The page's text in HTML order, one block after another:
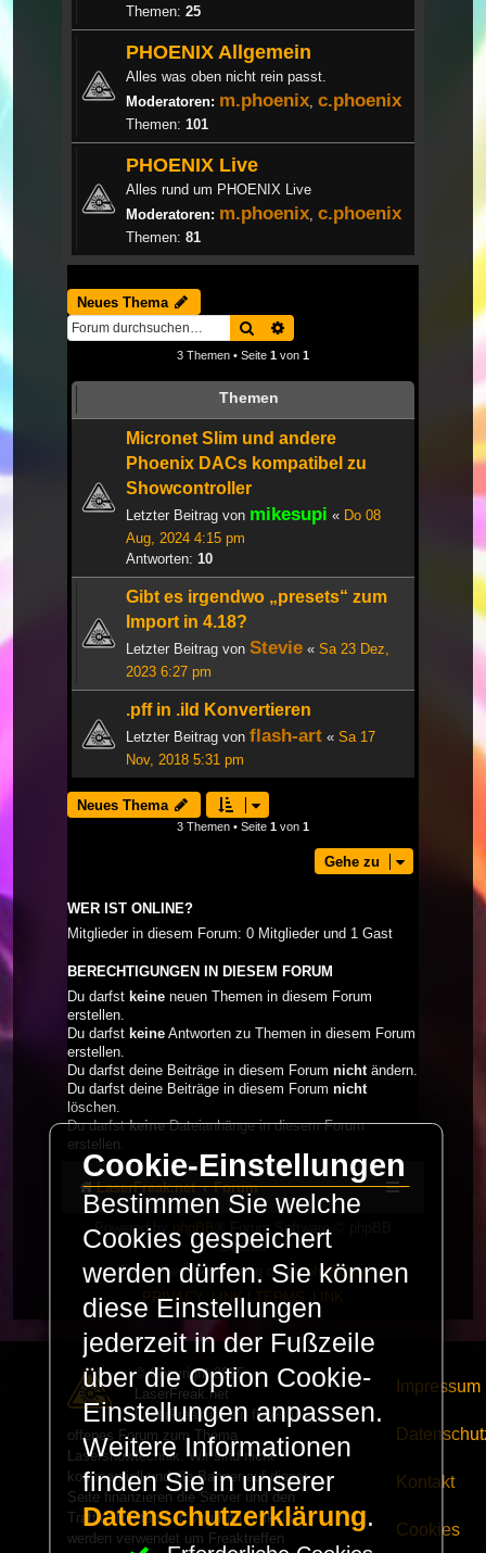
Themen: 25
PHOENIX Allgemein
Alles was oben nicht rein passt.
Moderatoren: m.phoenix, c.phoenix
Themen: 101
PHOENIX Live
Alles rund um PHOENIX Live
Moderatoren: m.phoenix, c.phoenix
Themen: 81
Neues Thema
Suche
3 Themen • Seite 1 von 1
Themen
Micronet Slim und andere
Phoenix DACs kompatibel zu
Showcontroller
Letzter Beitrag von mikesupi « Do 08
Aug, 2024 4:15 pm
Antworten: 10
Gibt es irgendwo „presets“ zum
Import in 4.18?
Letzter Beitrag von Stevie « Sa 23 Dez,
2023 6:27 pm
.pff in .ild Konvertieren
Letzter Beitrag von flash-art « Sa 17
Nov, 2018 5:31 pm
Neues Thema
3 Themen • Seite 1 von 1
Gehe zu
WER IST ONLINE?
Mitglieder in diesem Forum: 0 Mitglieder und 1 Gast
BERECHTIGUNGEN IN DIESEM FORUM
Du darfst keine neuen Themen in diesem Forum
erstellen.
Du darfst keine Antworten zu Themen in diesem Forum
erstellen.
Du darfst deine Beiträge in diesem Forum nichtändern.
Du darfst deine Beiträge in diesem Forum nicht
löschen.
Du darfstkeineDateianhänge in diesem Forum
erstellen.
LaserFreak.net Forum
Powered by phpBB
® Forum Software © phpBB
Limited
Deutsche Übersetzung durchphpBB.de
PRIVACY_LINK| TERMS_LINK
© Copyright 2025 -
LaserFreak.net
LaserFreak ist ein freies und
offenes Forum zum Thema
Lasershowtechnik. Wir sind nicht
kommerziell und die Banner auf dieser
Seite finanzieren die Server und den
Traffic. Einnahmen von Fan Artikeln
werden verwendet um Freaktreffen
Impressum
Kontakt
Cookies
Cookie-Einstellungen
Bestimmen Sie welche
Cookies gespeichert
werden dürfen. Sie können
diese Einstellungen
jederzeit in der Fußzeile
über die Option Cookie-
Einstellungen anpassen.
Weitere Informationen
finden Sie in unserer
Datenschutzerklärung.